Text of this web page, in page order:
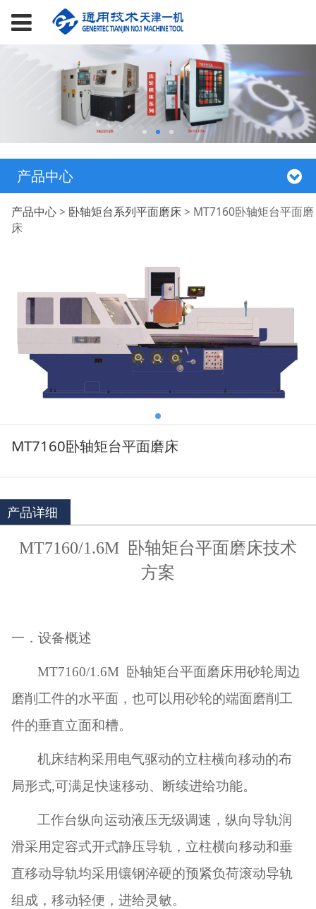
产品中心
MT7160卧轴矩台平面
产品中心> 卧轴矩台系列平面磨床> MT7160卧轴矩台平面磨
床
MT7160卧轴矩台平面磨床
产品详细
MT7160/1.6M 卧轴矩台平面磨床技术
方案
一．设备概述
MT7160/1.6M 卧轴矩台平面磨床用砂轮周边
磨削工件的水平面，也可以用砂轮的端面磨削工
件的垂直立面和槽。
机床结构采用电气驱动的立柱横向移动的布
局形式,可满足快速移动、断续进给功能。
工作台纵向运动液压无级调速，纵向导轨润
滑采用定容式开式静压导轨，立柱横向移动和垂
直移动导轨均采用镶钢淬硬的预紧负荷滚动导轨
组成，移动轻便，进给灵敏。